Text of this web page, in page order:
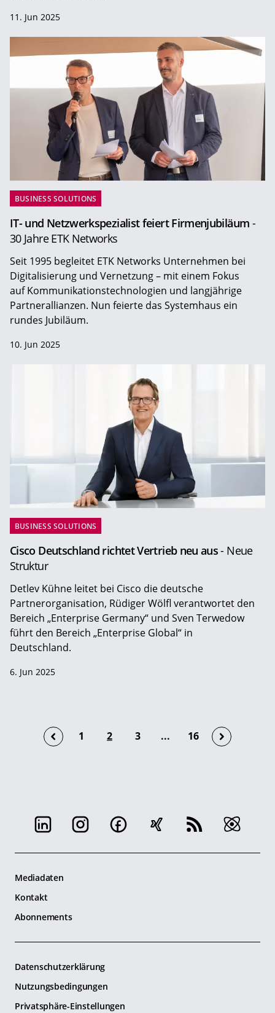
11. Jun 2025
BUSINESS SOLUTIONS
IT- und Netzwerkspezialist feiert Firmenjubiläum -
30 Jahre ETK Networks
Seit 1995 begleitet ETK Networks Unternehmen bei
Digitalisierung und Vernetzung – mit einem Fokus
auf Kommunikationstechnologien und langjährige
Partnerallianzen. Nun feierte das Systemhaus ein
rundes Jubiläum.
10. Jun 2025
BUSINESS SOLUTIONS
Cisco Deutschland richtet Vertrieb neu aus- Neue
Struktur
Detlev Kühne leitet bei Cisco die deutsche
Partnerorganisation, Rüdiger Wölfl verantwortet den
Bereich „Enterprise Germany“ und Sven Terwedow
führt den Bereich „Enterprise Global“ in
Deutschland.
6. Jun 2025
1 2 3 ... 16
Mediadaten
Kontakt
Abonnements
Datenschutzerklärung
Nutzungsbedingungen
Privatsphäre-Einstellungen